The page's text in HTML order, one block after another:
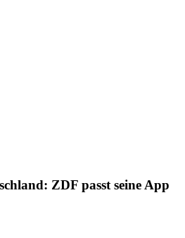
ZDF passt seine App